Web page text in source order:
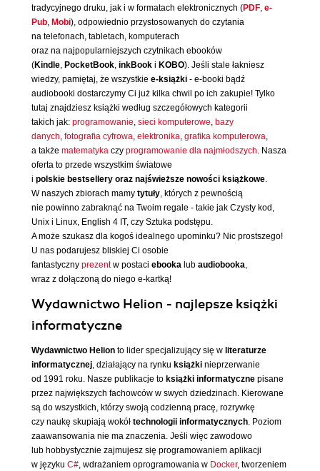
tradycyjnego druku, jak i w formatach elektronicznych (PDF, e-
Pub, Mobi), odpowiednio przystosowanych do czytania
na telefonach, tabletach, komputerach
oraz na najpopularniejszych czytnikach ebooków
(Kindle, PocketBook, inkBook i KOBO). Jeśli stale łakniesz
wiedzy, pamiętaj, że wszystkie e-książki - e-booki bądź
audiobooki dostarczymy Ci już kilka chwil po ich zakupie! Tylko
tutaj znajdziesz książki według szczegółowych kategorii
takich jak: programowanie, sieci komputerowe, bazy
danych, fotografia cyfrowa, elektronika, grafika komputerowa,
a także matematyka czy programowanie dla najmłodszych. Nasza
oferta to przede wszystkim światowe
i polskie bestsellery oraz najświeższe nowości książkowe.
W naszych zbiorach mamy tytuły, których z pewnością
nie powinno zabraknąć na Twoim regale - takie jak Czysty kod,
Unix i Linux, English 4 IT, czy Sztuka podstępu.
A może szukasz dla kogoś idealnego upominku? Nic prostszego!
U nas podarujesz bliskiej Ci osobie
fantastyczny prezentw postaci ebooka lub audiobooka,
wraz z dołączoną do niego e-kartką!
Wydawnictwo Helion - najlepsze książki
informatyczne
Wydawnictwo Helion to lider specjalizujący się w literaturze
informatycznej, działający na rynku książki nieprzerwanie
od 1991 roku. Nasze publikacje to książki informatyczne pisane
przez największych fachowców w swych dziedzinach. Kierowane
są do wszystkich, którzy swoją codzienną pracę, rozrywkę
czy naukę skupiają wokół technologii informatycznych. Poziom
zaawansowania nie ma znaczenia. Jeśli więc zawodowo
lub hobbystycznie zajmujesz się programowaniem aplikacji
w języku C#, wdrażaniem oprogramowania w Docker, tworzeniem